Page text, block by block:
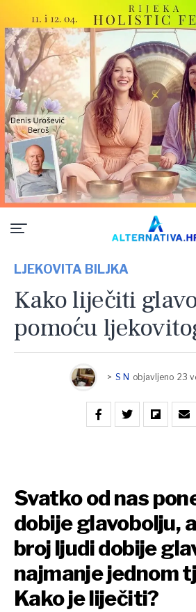
LJEKOVITA BILJKA
Kako liječiti
pomoću
> S N objavljeno 23
Svatko od nas
dobije glavobolju,
broj ljudi dobije
najmanje jednom
Kako je liječiti?